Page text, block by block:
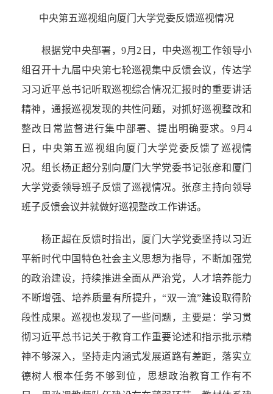
中央第五巡视组向厦门大学党委反馈巡视情况
根据党中央部署，9月2日，中央巡视工作领导小
组召开十九届中央第七轮巡视集中反馈会议，传达学
习习近平总书记听取巡视综合情况汇报时的重要讲话
精神，通报巡视发现的共性问题，对抓好巡视整改和
整改日常监督进行集中部署、提出明确要求。9月4
日，中央第五巡视组向厦门大学党委反馈了巡视情
况。组长杨正超分别向厦门大学党委书记张彦和厦门
大学党委领导班子反馈了巡视情况。张彦主持向领导
班子反馈会议并就做好巡视整改工作讲话。
杨正超在反馈时指出，厦门大学党委坚持以习近
平新时代中国特色社会主义思想为指导，不断加强党
的政治建设，持续推进全面从严治党，人才培养能力
不断增强、培养质量有所提升，“双一流”建设取得阶
段性成果。巡视也发现了一些问题，主要是：学习贯
彻习近平总书记关于教育工作重要论述和指示批示精
神不够深入，坚持走内涵式发展道路有差距，落实立
德树人根本任务不够到位，思想政治教育工作有不